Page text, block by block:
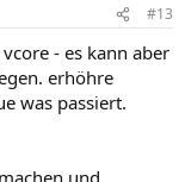
#13
- es kann aber
erhöhre
was passiert.
und